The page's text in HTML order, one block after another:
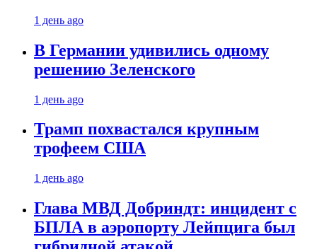
1 день ago
В Германии удивились одному
решению Зеленского
1 день ago
Трамп похвастался крупным
трофеем США
1 день ago
Глава МВД Добриндт: инцидент с
БПЛА в аэропорту Лейпцига был